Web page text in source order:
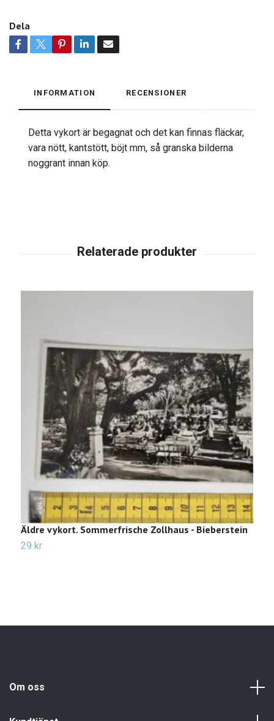
Dela
INFORMATION RECENSIONER
Detta vykort är begagnat och det kan finnas fläckar,
vara nött, kantstött, böjt mm, så granska bilderna
noggrant innan köp.
Äldre vykort. Sommerfrische Zollhaus - Bieberstein
29 kr
Om oss